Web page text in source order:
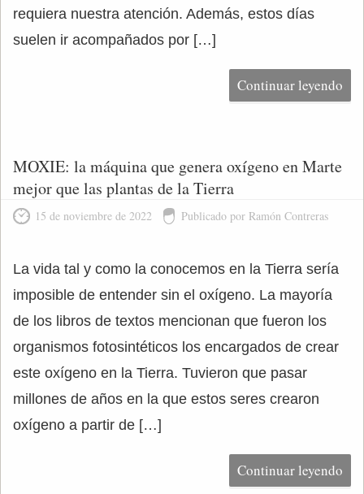
requiera nuestra atención. Además, estos días
suelen ir acompañados por […]
Continuar leyendo
MOXIE: la máquina que genera oxígeno en Marte
mejor que las plantas de la Tierra
15 de noviembre de 2022 Publicado por Ramón Contreras
La vida tal y como la conocemos en la Tierra sería
imposible de entender sin el oxígeno. La mayoría
de los libros de textos mencionan que fueron los
organismos fotosintéticos los encargados de crear
este oxígeno en la Tierra. Tuvieron que pasar
millones de años en la que estos seres crearon
oxígeno a partir de […]
Continuar leyendo